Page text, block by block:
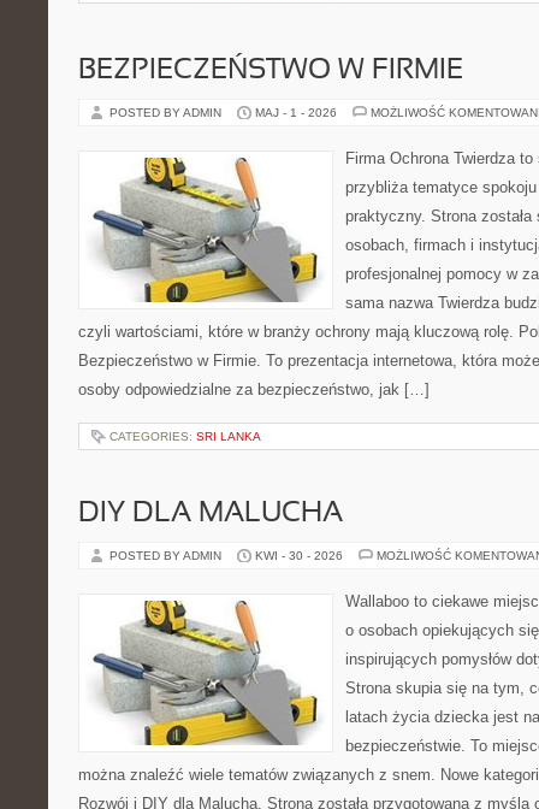
BEZPIECZEŃSTWO W FIRMIE
POSTED BY ADMIN MAJ - 1 - 2026 MOŻLIWOŚĆ
Firma Ochrona Twierdza
przybliża tematyce
praktyczny. Strona
osobach, firmach i
profesjonalnej pomocy w
sama nazwa Twierdza
czyli wartościami, które w branży ochrony mają kluczową rolę.
Bezpieczeństwo w Firmie. To prezentacja internetowa, która
osoby odpowiedzialne za bezpieczeństwo, jak […]
CATEGORIES: SRI LANKA
DIY DLA MALUCHA
POSTED BY ADMIN KWI - 30 - 2026 MOŻLIWOŚĆ
Wallaboo to ciekawe
o osobach opiekujących
inspirujących pomysłów
Strona skupia się na tym,
latach życia dziecka jest
bezpieczeństwie. To
można znaleźć wiele tematów związanych z snem. Nowe
Rozwój i DIY dla Malucha. Strona została przygotowana z